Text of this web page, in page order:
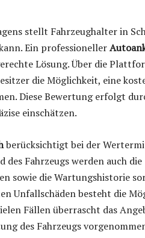
stellt Fahrzeughalter in
Ein professioneller
Lösung. Über die
die Möglichkeit, eine
Diese Bewertung erfolgt
einschätzen.
berücksichtigt bei der
Fahrzeugs werden auch die
sowie die Wartungshistorie
Unfallschäden besteht die
Fällen überrascht das
des Fahrzeugs